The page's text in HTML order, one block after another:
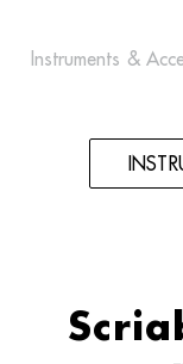
Instruments &